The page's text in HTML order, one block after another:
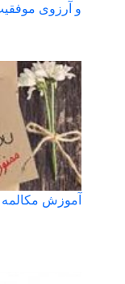
و آرزوی
آموزش